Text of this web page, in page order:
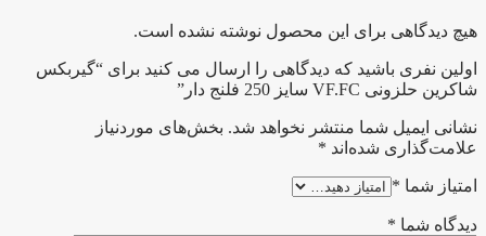
هیچ دیدگاهی برای این محصول نوشته نشده است.
اولین نفری باشید که دیدگاهی را ارسال می کنید برای “گیربکس
شاکرین حلزونی VF.FC سایز 250 فلنج دار”
نشانی ایمیل شما منتشر نخواهد شد. بخش‌های موردنیاز
علامت‌گذاری شده‌اند *
امتیاز شما *
دیدگاه شما *